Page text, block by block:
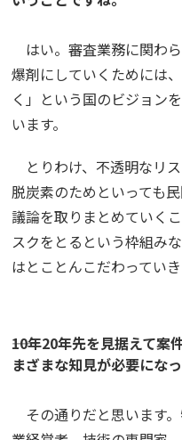
はい。審査業務に関わ
爆剤にしていくためには
く」という国のビジョン
います。
とりわけ、不透明なリ
脱炭素のためといっても
議論を取りまとめていく
スクをとるという枠組み
はとことんこだわっていき
――10年20年先を見据えて
まざまな知見が必要にな
その通りだと思います